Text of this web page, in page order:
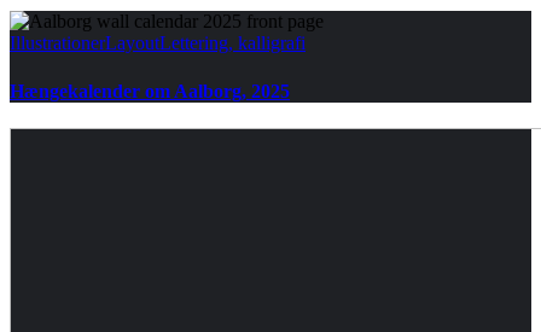
IllustrationerLayoutLettering, kalligrafi
Hængekalender om Aalborg, 2025